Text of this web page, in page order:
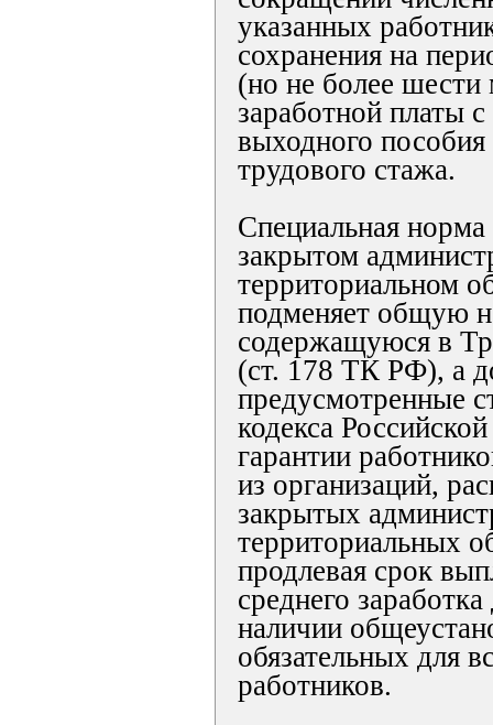
указанных
сохранения на
(но не более шести
заработной платы
выходного
трудового стажа.
Специальная
закрытом
территориальном
подменяет общую
содержащуюся в
(ст. 178 ТК РФ), а
предусмотренные
кодекса
гарантии
из организаций,
закрытых
территориальных
продлевая срок
среднего
наличии
обязательных для
работников.